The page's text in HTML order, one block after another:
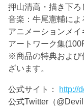
押山清高・描き下ろ
音楽：牛尾憲輔に
アニメーションメ
アートワーク集
※商品の特典および
ざいます。
公式サイト： http://
公式Twitter（